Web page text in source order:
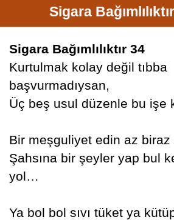
Sigara
Sigara Bağımlılıktır 34
Kurtulmak kolay değil tıbba
başvurmadıysan,
Üç beş usul düzenle bu işe
Bir meşguliyet edin az biraz
Şahsına bir şeyler yap bul
yol…
Ya bol bol sıvı tüket ya